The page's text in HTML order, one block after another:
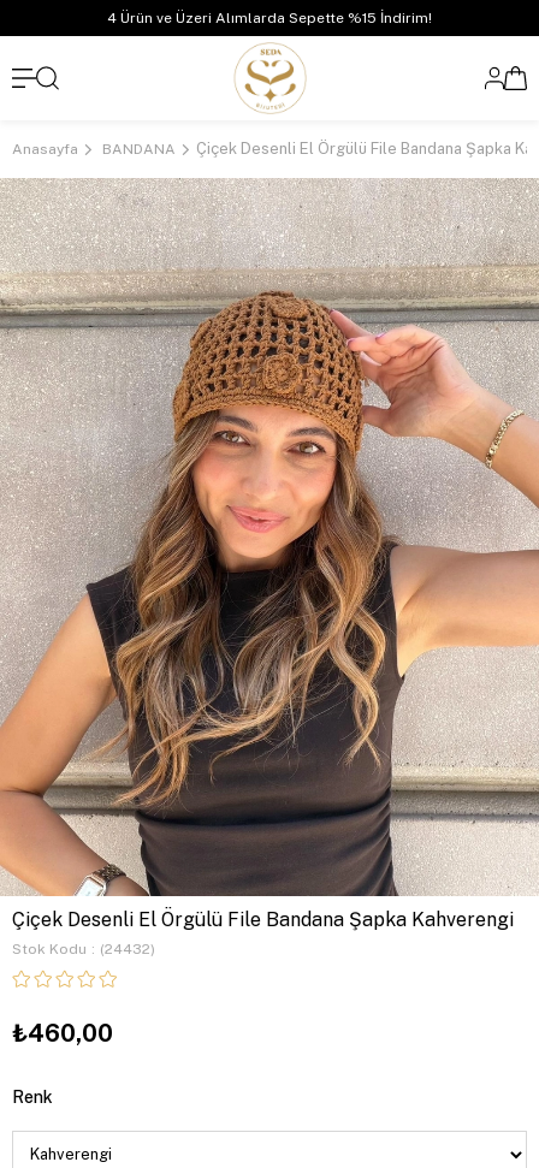
4 Ürün ve Üzeri Alımlarda Sepette %15 İndirim!
Anasayfa BANDANA Çiçek Desenli El Örgülü File Bandana Şapka
Çiçek Desenli El Örgülü File Bandana Şapka Kahverengi
Stok Kodu (24432)
₺460,00
Renk